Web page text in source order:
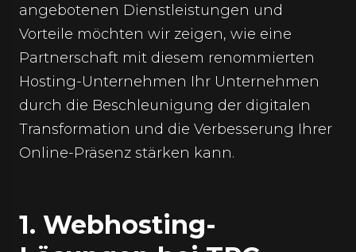
angebotenen Dienstleistungen und
Vorteile möchten wir zeigen, wie eine
Partnerschaft mit diesem renommierten
Hosting-Unternehmen Ihr Unternehmen
durch die Beschleunigung der digitalen
Transformation und die Verbesserung Ihrer
Online-Präsenz stärken kann.
1. Webhosting-